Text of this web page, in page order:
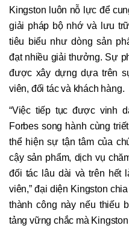
Kingston luôn nỗ lực để
giải pháp bộ nhớ và lưu
tiêu biểu như dòng sản
đạt nhiều giải thưởng. Sự
được xây dựng dựa trên
viên, đối tác và khách hàng.
“Việc tiếp tục được vinh
Forbes song hành cùng
thể hiện sự tận tâm của
cậy sản phẩm, dịch vụ
đối tác lâu dài và trên hết
viên,” đại diện Kingston
thành công này nếu thiếu
tảng vững chắc mà